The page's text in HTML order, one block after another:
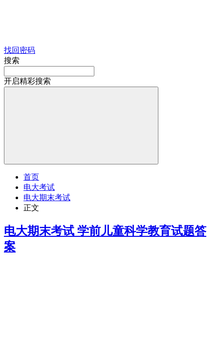
找回密码
搜索
开启精彩搜索
首页
电大考试
电大期末考试
正文
电大期末考试 学前儿童科学教育试题答
案